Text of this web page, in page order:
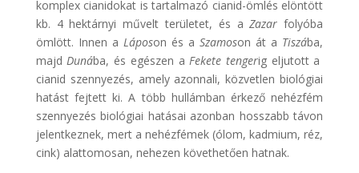
komplex cianidokat is tartalmazó cianid-ömlés elöntött
kb. 4 hektárnyi művelt területet, és aZazar folyóba
ömlött. Innen a Láposon és aSzamoson át a Tiszába,
majd Dunába, és egészen a Fekete tengerig eljutott a
cianid szennyezés, amely azonnali, közvetlen biológiai
hatást fejtett ki. A több hullámban érkező nehézfém
szennyezés biológiai hatásai azonban hosszabb távon
jelentkeznek, mert a nehézfémek (ólom, kadmium, réz,
cink) alattomosan, nehezen követhetően hatnak.